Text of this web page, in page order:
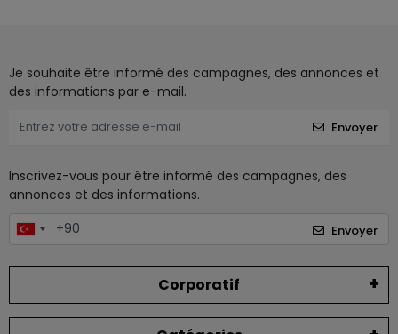
Je souhaite être informé des campagnes, des annonces et
des informations par e-mail.
Envoyer
Inscrivez-vous pour être informé des campagnes, des
annonces et des informations.
Envoyer
Corporatif